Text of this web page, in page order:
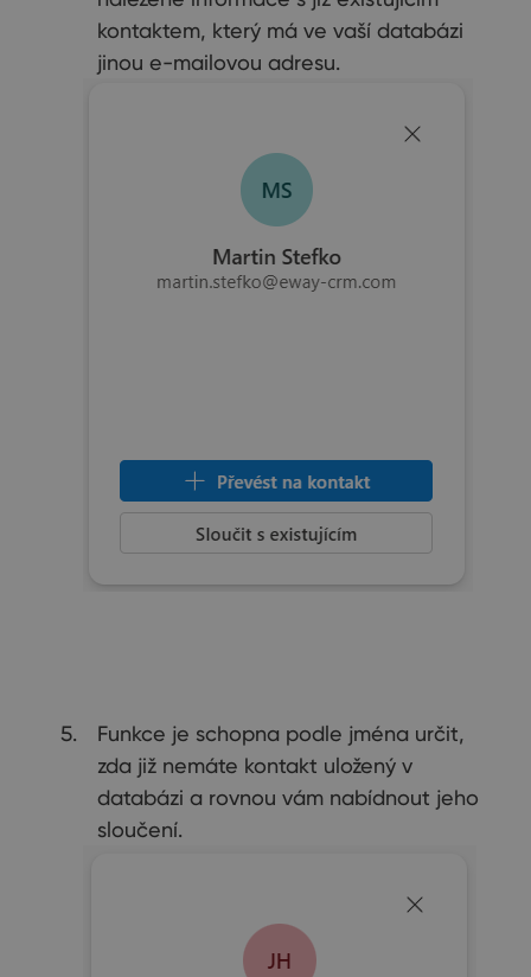
kontaktem, který má ve vaší databázi
jinou e-mailovou adresu.
Funkce je schopna podle jména určit,
zda již nemáte kontakt uložený v
databázi a rovnou vám nabídnout jeho
sloučení.